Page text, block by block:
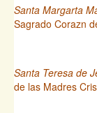
Santa Margarta
Sagrado Corazn
Santa Teresa de
de las Madres